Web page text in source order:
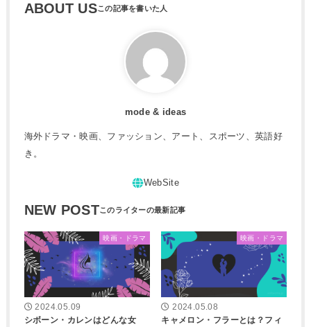
ABOUT US
mode & ideas
海外ドラマ・映画、ファッション、アート、スポーツ、英語好
き。
NEW POST
映画・ドラマ
2024.05.09
シボーン・カレンはどんな女
映画・ドラマ
2024.05.08
キャメロン・フラーとは？フィ